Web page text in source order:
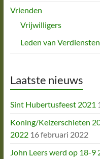
Vrienden
Vrijwilligers
Leden van Verdiensten
Laatste nieuws
Sint Hubertusfeest 2021
Koning/Keizerschieten
2022 16 februari 2022
John Leers werd op 18-